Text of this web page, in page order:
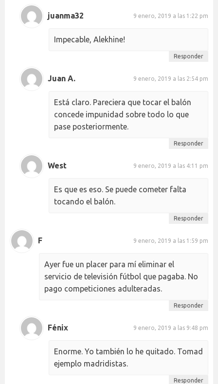
juanma32 9 enero, 2019 a las 1:22 pm
Impecable, Alekhine!
Responder
Juan A. 9 enero, 2019 a las 2:54 pm
Está claro. Pareciera que tocar el balón
concede impunidad sobre todo lo que
pase posteriormente.
Responder
West 9 enero, 2019 a las 4:11 pm
Es que es eso. Se puede cometer falta
tocando el balón.
Responder
F 9 enero, 2019 a las 1:59 pm
Ayer fue un placer para mí eliminar el
servicio de televisión fútbol que pagaba. No
pago competiciones adulteradas.
Responder
Fénix 9 enero, 2019 a las 9:48 pm
Enorme. Yo también lo he quitado. Tomad
ejemplo madridistas.
Responder